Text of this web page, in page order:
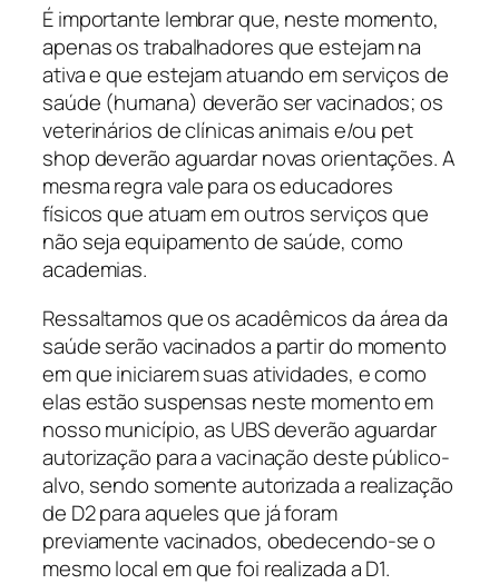
É importante lembrar que, neste momento,
apenas os trabalhadores que estejam na
ativa e que estejam atuando em serviços de
saúde (humana) deverão ser vacinados; os
veterinários de clínicas animais e/ou pet
shop deverão aguardar novas orientações. A
mesma regra vale para os educadores
físicos que atuam em outros serviços que
não seja equipamento de saúde, como
academias.
Ressaltamos que os acadêmicos da área da
saúde serão vacinados a partir do momento
em que iniciarem suas atividades, e como
elas estão suspensas neste momento em
nosso município, as UBS deverão aguardar
autorização para a vacinação deste público-
alvo, sendo somente autorizada a realização
de D2 para aqueles que já foram
previamente vacinados, obedecendo-se o
mesmo local em que foi realizada a D1.